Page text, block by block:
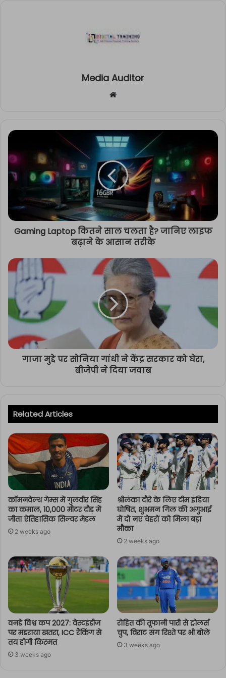
Media Auditor
Website
Gaming Laptop कितने साल चलता है? जानिए लाइफ
बढ़ाने के आसान तरीके
गाजा मुद्दे पर सोनिया गांधी ने केंद्र सरकार को घेरा,
बीजेपी ने दिया जवाब
Related Articles
कॉमनवेल्थ गेम्स में गुलवीर सिंह
का कमाल, 10,000 मीटर दौड़ में
जीता ऐतिहासिक सिल्वर मेडल
2 weeks ago
श्रीलंका दौरे के लिए टीम इंडिया
घोषित, शुभमन गिल की अगुआई
में दो नए चेहरों को मिला बड़ा
मौका
2 weeks ago
वनडे विश्व कप 2027: वेस्टइंडीज
पर मंडराया खतरा, ICC रैंकिंग से
तय होगी किस्मत
3 weeks ago
रोहित की तूफानी पारी से ट्रोलर्स
चुप, विराट संग रिश्ते पर भी बोले
3 weeks ago